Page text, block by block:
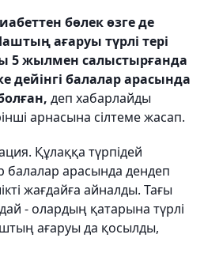
бөлек өзге де
ағаруы түрлі тері
5 жылмен салыстырғанда
дейінгі балалар арасында
деп хабарлайды
арнасына сілтеме жасап.
Құлаққа түрпідей
балалар арасында дендеп
жағдайға айналды. Тағы
- олардың қатарына түрлі
ағаруы да қосылды,